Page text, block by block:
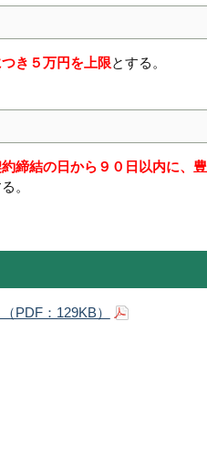
き５万円を上限とする。
締結の日から９０日以内に、
。
PDF：129KB）